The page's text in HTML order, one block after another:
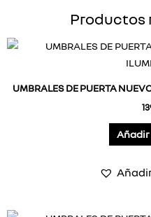
Productos
UMBRALES DE PUERTA